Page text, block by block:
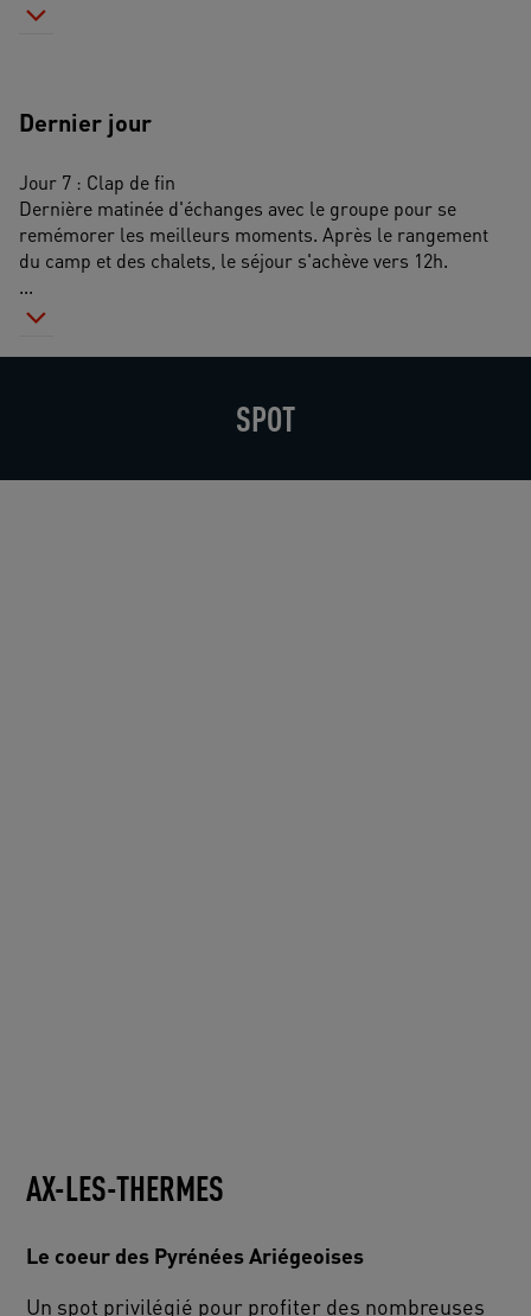
Dernier jour
Jour 7 : Clap de fin
Dernière matinée d'échanges avec le groupe pour se
remémorer les meilleurs moments. Après le rangement
du camp et des chalets, le séjour s'achève vers 12h.
...
SPOT
AX-LES-THERMES
Le coeur des Pyrénées Ariégeoises
Un spot privilégié pour profiter des nombreuses